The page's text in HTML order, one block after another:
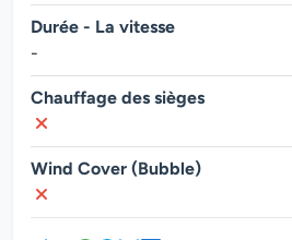
Durée - La vitesse
-
Chauffage des sièges
Wind Cover (Bubble)